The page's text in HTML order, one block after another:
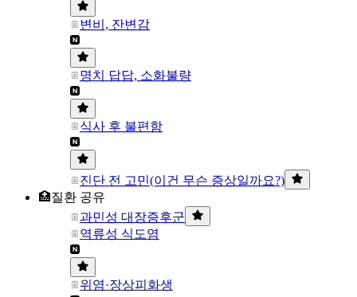
변비, 잔변감
명치 답답, 소화불량
식사 후 불편함
진단 전 고민(이건 무슨 증상일까요?)
🏥질환 공유
과민성 대장증후군
역류성 식도염
위염·장상피화생